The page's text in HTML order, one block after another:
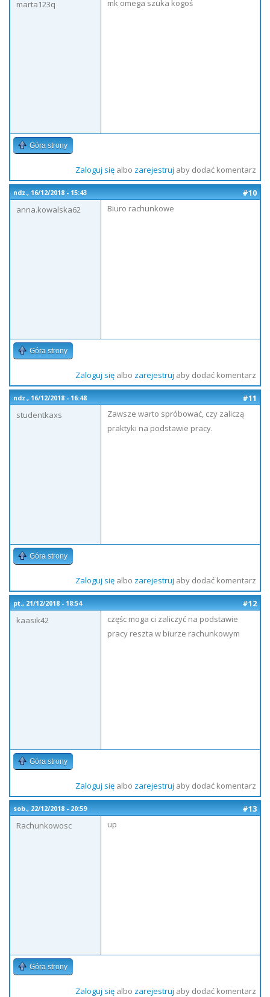
marta123q mk omega szuka kogoś
Góra strony
Zaloguj sięalbo zarejestruj aby dodać komentarz
ndz., 16/12/2018 - 15:43
#10
anna.kowalska62
Biuro rachunkowe
Góra strony
Zaloguj sięalbo zarejestruj aby dodać komentarz
ndz., 16/12/2018 - 16:48
#11
studentkaxs
Zawsze warto spróbować, czy zaliczą
praktyki na podstawie pracy.
Góra strony
Zaloguj sięalbo zarejestruj aby dodać komentarz
pt., 21/12/2018 - 18:54
#12
kaasik42
częśc moga ci zaliczyć na podstawie
pracy reszta w biurze rachunkowym
Góra strony
Zaloguj sięalbo zarejestruj aby dodać komentarz
sob., 22/12/2018 - 20:59
#13
Rachunkowosc
up
Góra strony
Zaloguj sięalbo zarejestruj aby dodać komentarz